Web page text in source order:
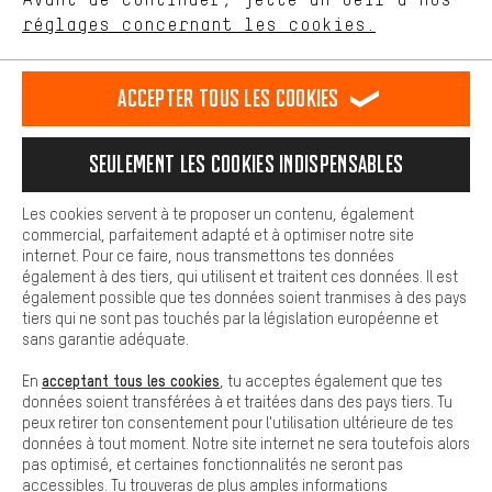
français english
EN Deutsch español
RÉSILIER LE CONTRAT Communauté d'Aix-la-Chapelle
Programme d'affiliation Mentions Légales Protection des données
Conditions générales de vente Plateforme d'Alerte
Reprise des batteries Corepile Paramètres de cookies
Modifier le contraste
Tous les prix s'entendent en euros (MwSt hors) plus les
frais de portpour la livraison versÉtats-Unis.
réglages concernant les cookies.
Plus de confort
est plus confortable. Avec les cookies de confort, nous
Nous pouvons ainsi mettre à ta disposition d'autres contenus et
informations utiles. De plus, tu as la possibilité d'utiliser des
facilement les bons produits. Par exemple, nous proposons une
facilement aux questions.
Cookies de base
Les cookies de base garantissent que tu puisses utiliser les
fonctions de notre site web.
Accepter tous les cookies
Seulement les cookies indispensables
Les cookies servent à te proposer un contenu, également
commercial, parfaitement adapté et à optimiser notre site
internet. Pour ce faire, nous transmettons tes données
également à des tiers, qui utilisent et traitent ces données. Il est
également possible que tes données soient tranmises à des pays
tiers qui ne sont pas touchés par la législation européenne et
sans garantie adéquate.
En acceptant tous les cookies , tu acceptes également que tes
données soient transférées à et traitées dans des pays tiers. Tu
peux retirer ton consentement pour l'utilisation ultérieure de tes
données à tout moment. Notre site internet ne sera toutefois alors
pas optimisé, et certaines fonctionnalités ne seront pas
accessibles. Tu trouveras de plus amples informations